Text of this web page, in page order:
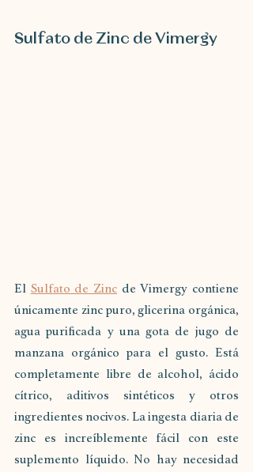
Sulfato de Zinc de Vimergy
El Sulfato de Zinc de Vimergy contiene
únicamente zinc puro, glicerina orgánica,
agua purificada y una gota de jugo de
manzana orgánico para el gusto. Está
completamente libre de alcohol, ácido
cítrico, aditivos sintéticos y otros
ingredientes nocivos. La ingesta diaria de
zinc es increíblemente fácil con este
suplemento líquido. No hay necesidad